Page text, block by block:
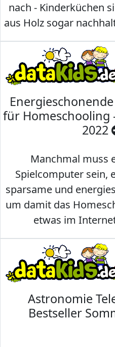
nach - Kinderküchen
aus Holz sogar
für Homeschooling
2022
Manchmal muss
Spielcomputer sein,
sparsame und
um damit das
etwas im
Astronomie
Bestseller